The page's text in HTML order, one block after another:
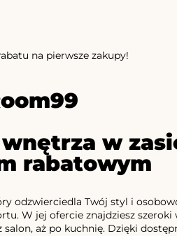
na pierwsze zakupy!
w
rabatowym
odzwierciedla Twój styl i
W jej ofercie znajdziesz
aż po kuchnię. Dzięki